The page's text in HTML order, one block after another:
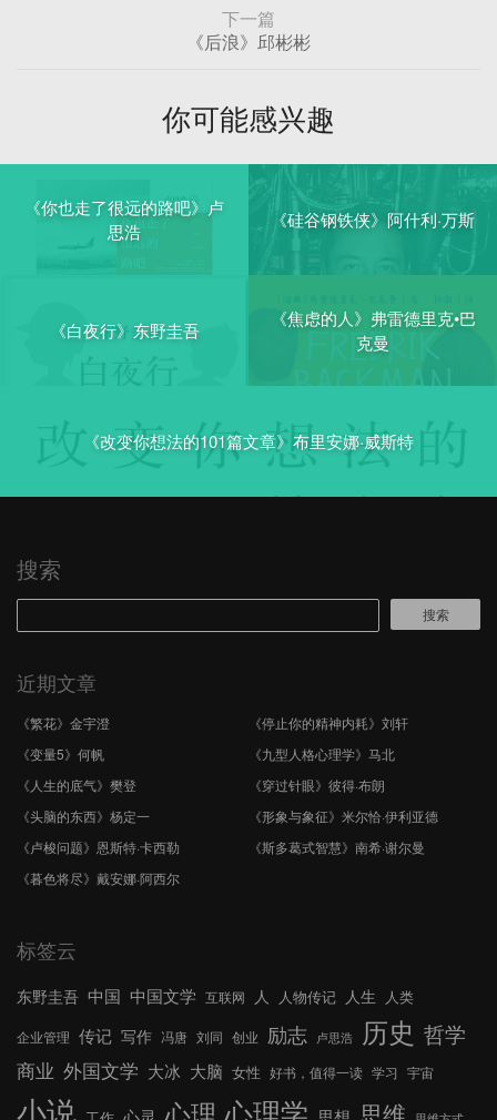
下一篇
《后浪》邱彬彬
你可能感兴趣
《你也走了很远的路吧》卢
思浩
《硅谷钢铁侠》阿什利·万斯
《白夜行》东野圭吾
《焦虑的人》弗雷德里克•巴
克曼
《改变你想法的101篇文章》布里安娜·威斯特
搜索
搜索
近期文章
《繁花》金宇澄
《停止你的精神内耗》刘轩
《变量5》何帆
《九型人格心理学》马北
《人生的底气》樊登
《穿过针眼》彼得·布朗
《头脑的东西》杨定一
《形象与象征》米尔恰·伊利亚德
《卢梭问题》恩斯特·卡西勒
《斯多葛式智慧》南希·谢尔曼
《暮色将尽》戴安娜·阿西尔
标签云
东野圭吾 中国 中国文学 互联网 人 人物传记 人生 人类
企业管理 传记 写作 冯唐 刘同 创业 励志 卢思浩 历史 哲学
商业 外国文学 大冰 大脑 女性 好书，值得一读 学习 宇宙
小说 心理 心理学 思维